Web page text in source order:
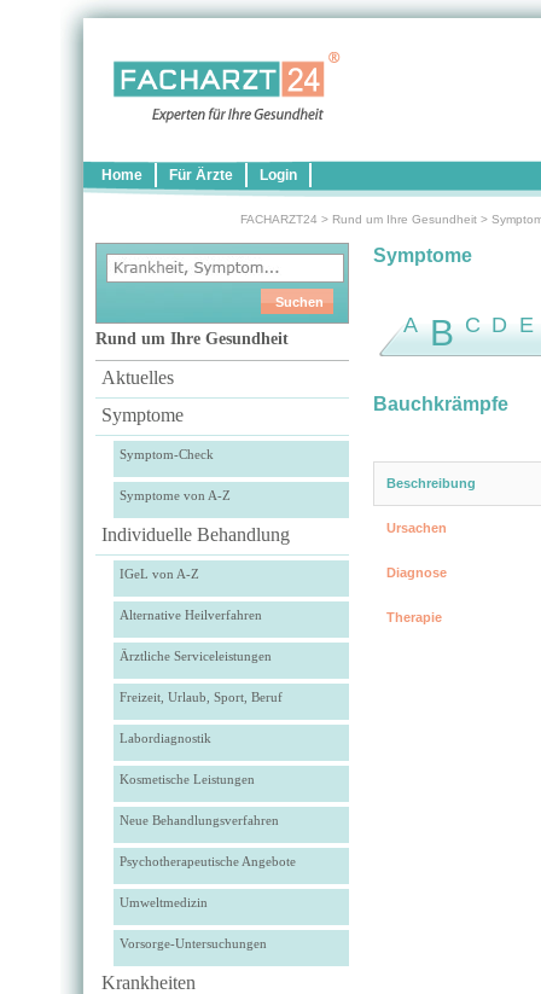
Home Für Ärzte Login
FACHARZT24 > Rund um Ihre Gesundheit >
Rund um Ihre Gesundheit
Aktuelles
Symptome
Symptom-Check
Symptome von A-Z
Individuelle Behandlung
IGeL von A-Z
Alternative Heilverfahren
Ärztliche Serviceleistungen
Freizeit, Urlaub, Sport, Beruf
Labordiagnostik
Kosmetische Leistungen
Neue Behandlungsverfahren
Psychotherapeutische Angebote
Umweltmedizin
Vorsorge-Untersuchungen
Krankheiten
Symptome
A B C D E
Bauchkrämpfe
Beschreibung
Ursachen
Diagnose
Therapie